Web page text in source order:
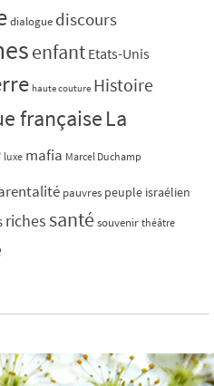
dialogue discours
enfant Etats-Unis
haute couture Histoire
française La
luxe mafia Marcel Duchamp
pauvres peuple israélien
riches santé souvenir théâtre